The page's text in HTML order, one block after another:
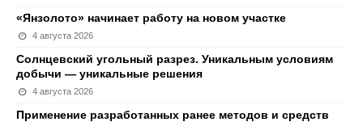
«Янзолото» начинает работу на новом участке
4 августа 2026
Солнцевский угольный разрез. Уникальным условиям
добычи — уникальные решения
4 августа 2026
Применение разработанных ранее методов и средств